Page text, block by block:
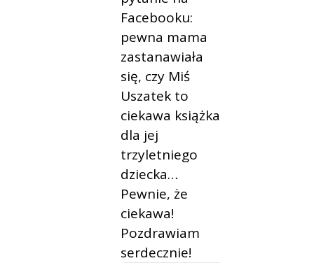
Facebooku:
pewna mama
zastanawiała
się, czy Miś
Uszatek to
ciekawa książka
dla jej
trzyletniego
dziecka…
Pewnie, że
ciekawa!
Pozdrawiam
serdecznie!